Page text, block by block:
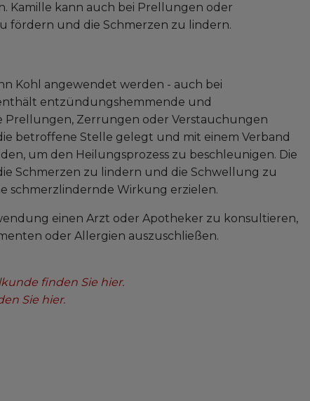
Kamille kann auch bei Prellungen oder
fördern und die Schmerzen zu lindern.
Kohl angewendet werden - auch bei
entzündungshemmende und
Prellungen, Zerrungen oder Verstauchungen
betroffene Stelle gelegt und mit einem Verband
um den Heilungsprozess zu beschleunigen. Die
Schmerzen zu lindern und die Schwellung zu
schmerzlindernde Wirkung erzielen.
einen Arzt oder Apotheker zu konsultieren,
oder Allergien auszuschließen.
finden Sie hier.
Sie hier.